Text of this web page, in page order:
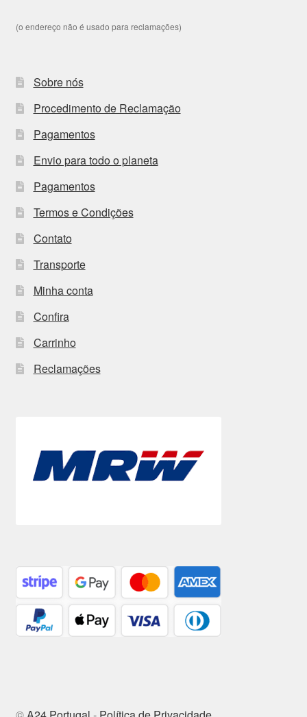
(o endereço não é usado para reclamações)
Sobre nós
Procedimento de Reclamação
Pagamentos
Envio para todo o planeta
Pagamentos
Termos e Condições
Contato
Transporte
Minha conta
Confira
Carrinho
Reclamações